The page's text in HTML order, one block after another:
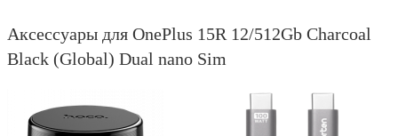
Аксессуары для OnePlus 15R 12/512Gb Charcoal
Black (Global) Dual nano Sim